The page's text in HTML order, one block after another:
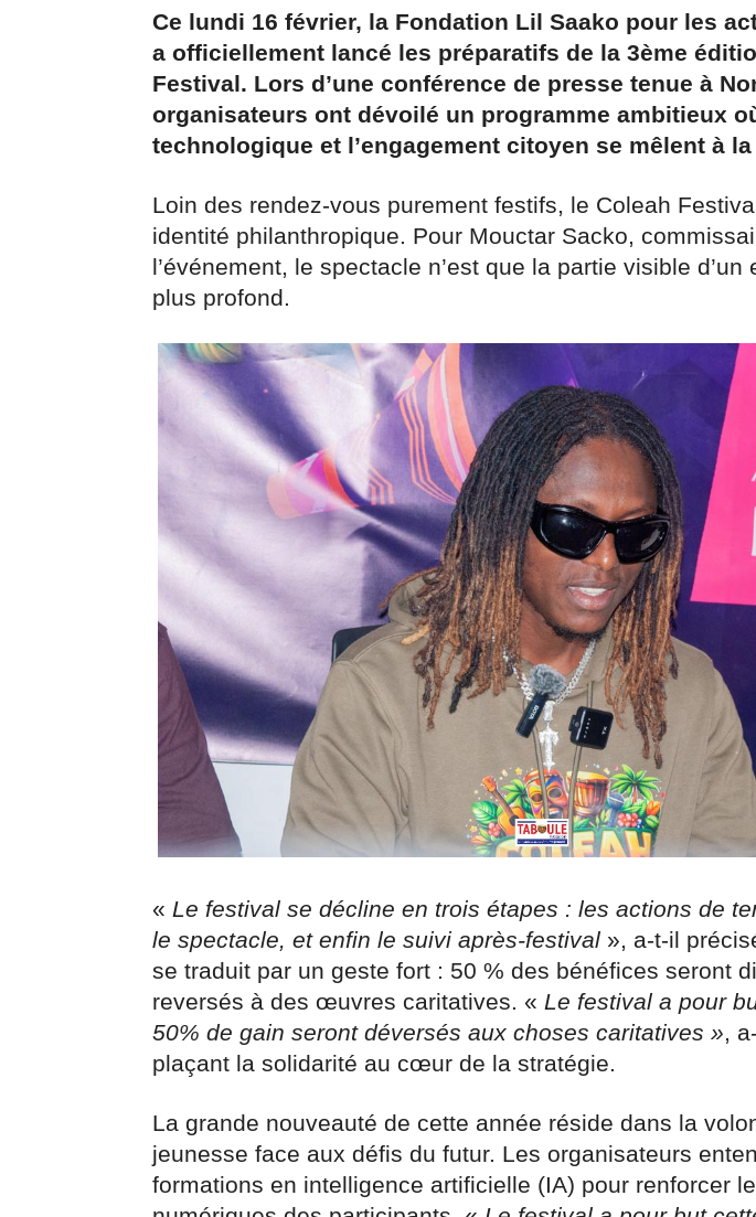
Ce lundi 16 février, la Fondation Lil Saako pour les
a officiellement lancé les préparatifs de la 3ème
Festival. Lors d’une conférence de presse tenue à
organisateurs ont dévoilé un programme ambitieux
technologique et l’engagement citoyen se mêlent à la
Loin des rendez-vous purement festifs, le Coleah
identité philanthropique. Pour Mouctar Sacko,
l’événement, le spectacle n’est que la partie visible d’un
plus profond.
« Le festival se décline en trois étapes : les actions de
le spectacle, et enfin le suivi après-festival », a-t-il
se traduit par un geste fort : 50 % des bénéfices seront
reversés à des œuvres caritatives. « Le festival a pour
50% de gain seront déversés aux choses caritatives »,
plaçant la solidarité au cœur de la stratégie.
La grande nouveauté de cette année réside dans la
jeunesse face aux défis du futur. Les organisateurs
formations en intelligence artificielle (IA) pour renforcer